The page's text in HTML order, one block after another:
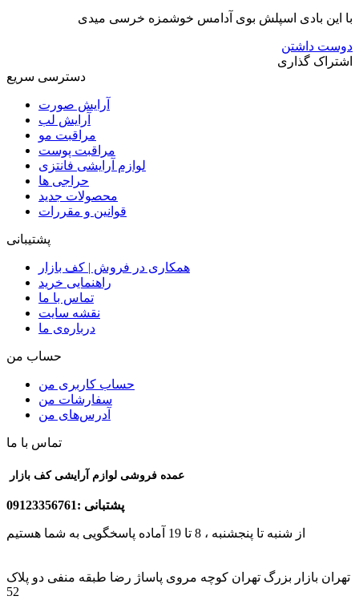
با این بادی اسپلش بوی آدامس خوشمزه خرسی میدی
دوست داشتن
اشتراک گذاری
دسترسی سریع
آرایش صورت
آرایش لب
مراقبت مو
مراقبت پوست
لوازم آرایشی فانتزی
حراجی ها
محصولات جدید
قوانین و مقررات
پشتیبانی
همکاری در فروش | کف بازار
راهنمایی خرید
تماس با ما
نقشه سایت
درباره‌ی ما
حساب من
حساب کاربری من
سفارشات من
آدرس‌های من
تماس با ما
پشتبانی :09123356761
از شنبه تا پنجشنبه ، 8 تا 19 آماده پاسخگویی به شما هستیم
تهران بازار بزرگ تهران کوچه مروی پاساژ رضا طبقه منفی دو پلاک
52